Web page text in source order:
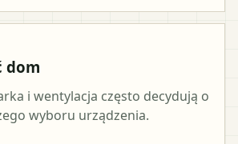
dom
i wentylacja często decydują o
wyboru urządzenia.